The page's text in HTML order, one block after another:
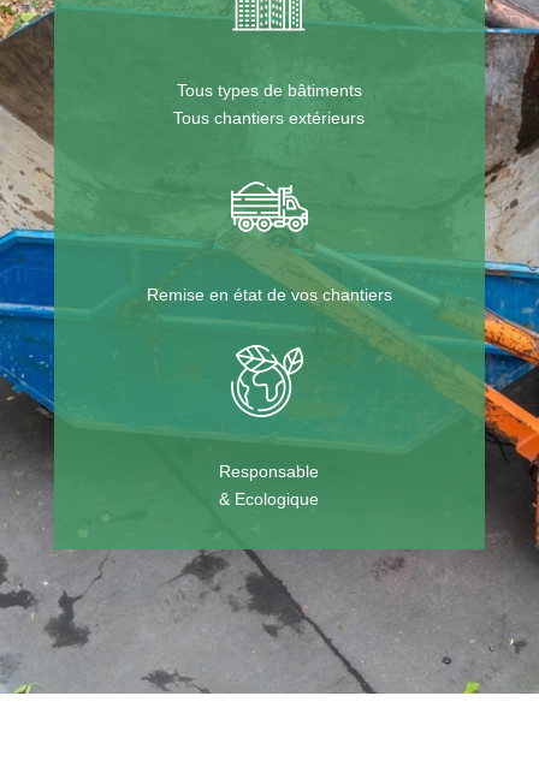
Tous types de bâtiments
Tous chantiers extérieurs
Remise en état de vos chantiers
Responsable
& Ecologique